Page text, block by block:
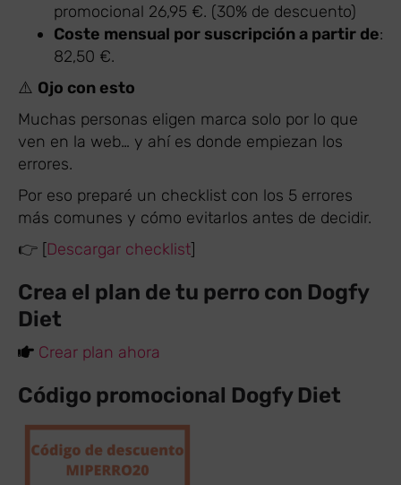
promocional 26,95 €. (30% de descuento)
Coste mensual por suscripción a partir de:
82,50 €.
⚠️ Ojo con esto
Muchas personas eligen marca solo por lo que
ven en la web… y ahí es donde empiezan los
errores.
Por eso preparé un checklist con los 5 errores
más comunes y cómo evitarlos antes de decidir.
👉 [Descargar checklist]
Crea el plan de tu perro con Dogfy
Diet
Crear plan ahora
Código promocional Dogfy Diet